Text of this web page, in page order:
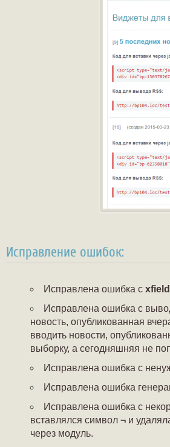
Исправление ошибок:
Исправлена ошибка с
Исправлена ошибка с
новость, опубликованная
вводить новости,
выборку, а сегодняшняя не
Исправлена ошибка с
Исправлена ошибка
Исправлена ошибка с
вставлялся символ ¬ и
через модуль.